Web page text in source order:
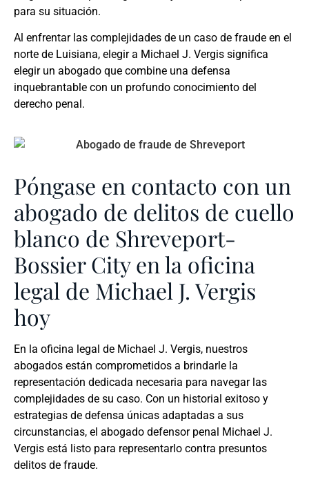
para su situación.
Al enfrentar las complejidades de un caso de fraude en el
norte de Luisiana, elegir a Michael J. Vergis significa
elegir un abogado que combine una defensa
inquebrantable con un profundo conocimiento del
derecho penal.
Póngase en contacto con un
abogado de delitos de cuello
blanco de Shreveport-
Bossier City en la oficina
legal de Michael J. Vergis
hoy
En la oficina legal de Michael J. Vergis, nuestros
abogados están comprometidos a brindarle la
representación dedicada necesaria para navegar las
complejidades de su caso. Con un historial exitoso y
estrategias de defensa únicas adaptadas a sus
circunstancias, el abogado defensor penal Michael J.
Vergis está listo para representarlo contra presuntos
delitos de fraude.